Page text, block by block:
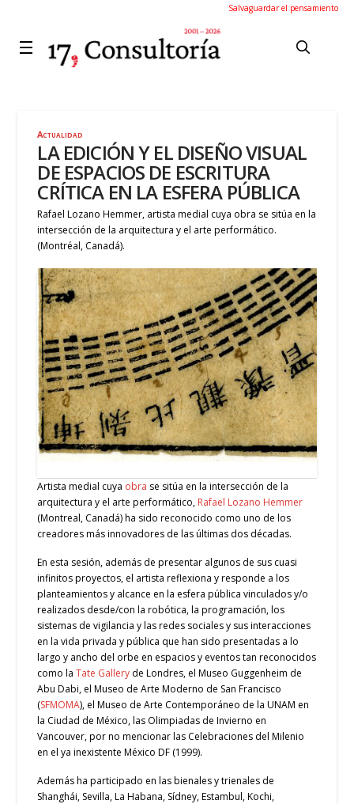
Salvaguardar el pensamiento
Actualidad
LA EDICIÓN Y EL DISEÑO VISUAL
DE ESPACIOS DE ESCRITURA
CRÍTICA EN LA ESFERA PÚBLICA
Rafael Lozano Hemmer, artista medial cuya obra se sitúa en la
intersección de la arquitectura y el arte performático.
(Montréal, Canadá).
Artista medial cuya obra se sitúa en la intersección de la
arquitectura y el arte performático, Rafael Lozano Hemmer
(Montreal, Canadá) ha sido reconocido como uno de los
creadores más innovadores de las últimas dos décadas.
En esta sesión, además de presentar algunos de sus cuasi
infinitos proyectos, el artista reflexiona y responde a los
planteamientos y alcance en la esfera pública vinculados y/o
realizados desde/con la robótica, la programación, los
sistemas de vigilancia y las redes sociales y sus interacciones
en la vida privada y pública que han sido presentadas a lo
largo y ancho del orbe en espacios y eventos tan reconocidos
como laTate Gallery de Londres, el Museo Guggenheim de
Abu Dabi, el Museo de Arte Moderno de San Francisco
(SFMOMA), el Museo de Arte Contemporáneo de la UNAM en
la Ciudad de México, las Olimpiadas de Invierno en
Vancouver, por no mencionar las Celebraciones del Milenio
en el ya inexistente México DF (1999).
Además ha participado en las bienales y trienales de
Shanghái, Sevilla, La Habana, Sídney, Estambul, Kochi,